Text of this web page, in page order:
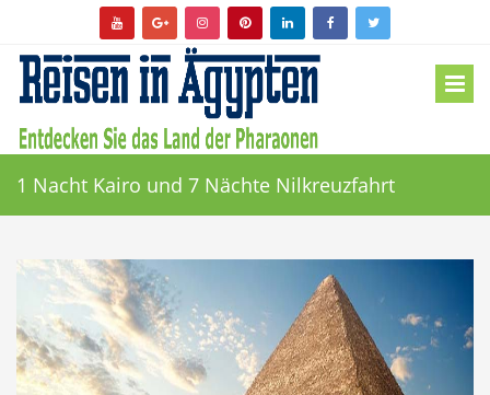
1 Nacht Kairo und 7 Nächte Nilkreuzfahrt